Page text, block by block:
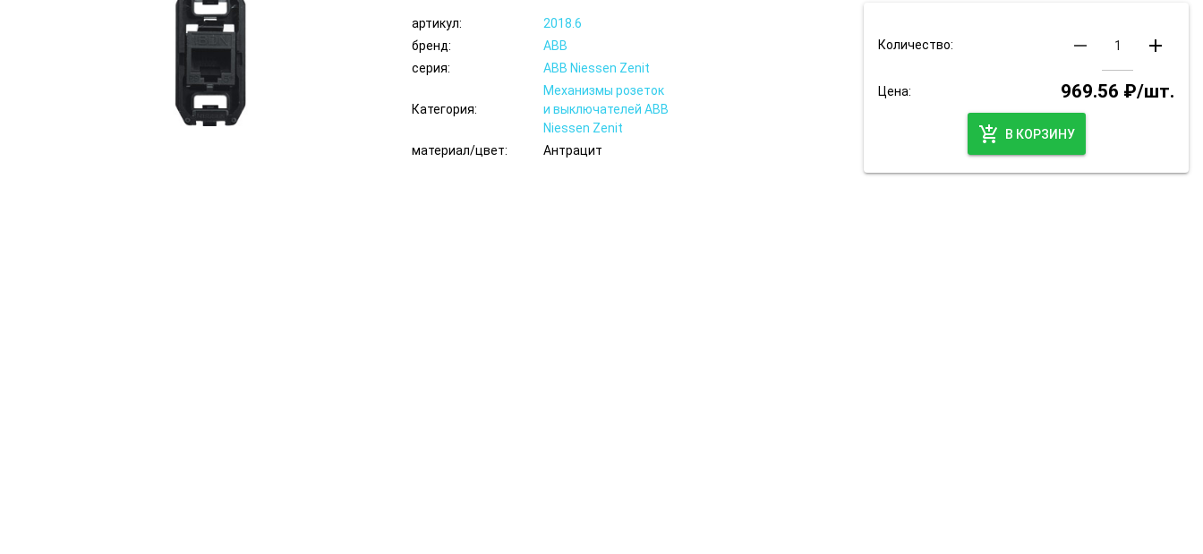
артикул:
2018.6
бренд:
ABB
серия:
ABB Niessen Zenit
Категория:
Механизмы розеток
и выключателей ABB
Niessen Zenit
материал/цвет:
Антрацит
Количество: remove add
Цена:
969.56 ₽/шт.
add_shopping_cart
В КОРЗИНУ